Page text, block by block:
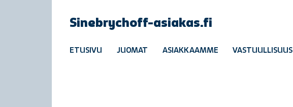
Sinebrychoff-asiakas.fi
ETUSIVU JUOMAT ASIAKKAAMME VASTUULLISUUS